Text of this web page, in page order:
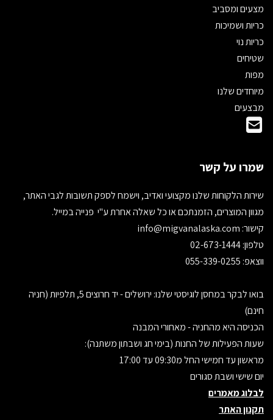
מצעים ומסביב
כריות ושמיכות
כריות נוי
שטיחים
מפות
מיוחדים שלנו
מבצעים
שמרו על קשר
שירות הלקוחות שלנו מקצועי ואדיב, וישמח לספק תשובות לגבי האתר,
מגוון המוצרים, הזמנתכם או כל שאלה אחרת ע"י פנייה במייל.
קישור:
טלפון: 02-673-1444
ווצאפ: 055-339-0255
בואו לבקר במחסן לוגיסטי שלנו: ירושלים - יד חרוצים 5, תלפיות (חניה
חינם)
הכניסה היא מהחניה - מאחורי המבנה
שעות הפעילות של החנות (בימי חג ושבתון משתנה):
מראשון עד חמישי החל מ09:30 עד 17:00
יום שישי ושבת סגורים
לבלוג מאמרים
תקנון האתר